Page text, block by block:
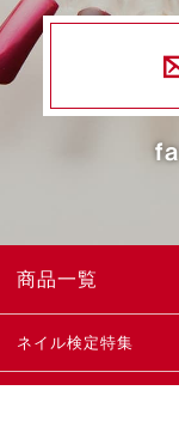
商品一覧
ネイル検定特集